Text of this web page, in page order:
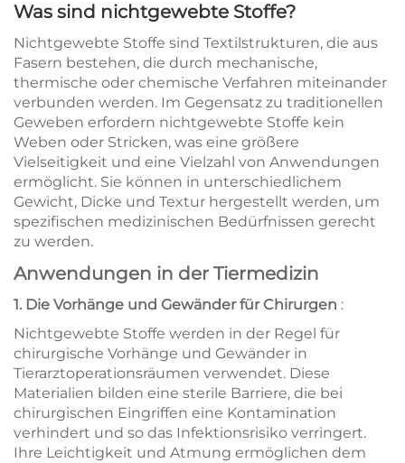
Was sind nichtgewebte Stoffe?
Nichtgewebte Stoffe sind Textilstrukturen, die aus
Fasern bestehen, die durch mechanische,
thermische oder chemische Verfahren miteinander
verbunden werden. Im Gegensatz zu traditionellen
Geweben erfordern nichtgewebte Stoffe kein
Weben oder Stricken, was eine größere
Vielseitigkeit und eine Vielzahl von Anwendungen
ermöglicht. Sie können in unterschiedlichem
Gewicht, Dicke und Textur hergestellt werden, um
spezifischen medizinischen Bedürfnissen gerecht
zu werden.
Anwendungen in der Tiermedizin
1. Die Vorhänge und Gewänder für Chirurgen :
Nichtgewebte Stoffe werden in der Regel für
chirurgische Vorhänge und Gewänder in
Tierarztoperationsräumen verwendet. Diese
Materialien bilden eine sterile Barriere, die bei
chirurgischen Eingriffen eine Kontamination
verhindert und so das Infektionsrisiko verringert.
Ihre Leichtigkeit und Atmung ermöglichen dem